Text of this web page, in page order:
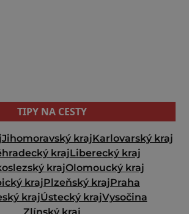
TIPY NA CESTY
Jihomoravský krajKarlovarský kraj
krajLiberecký kraj
krajOlomoucký kraj
krajPlzeňský krajPraha
krajÚstecký krajVysočina